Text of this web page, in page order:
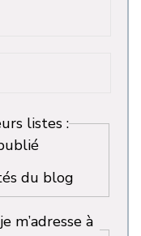
listes :
du blog
m’adresse à